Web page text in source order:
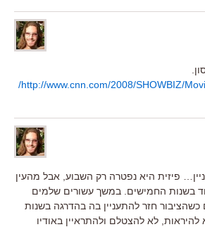
http://www.cnn.com/2008/SHOWBIZ/
פיזית היא נפטרה רק השבוע, אבל מהעין
בשנות החמישים. במשך עשורים שלמים
חזר להתעניין בה בהדרגה בשנות
להיראות, לא להצטלם ולהתראיין באודיו